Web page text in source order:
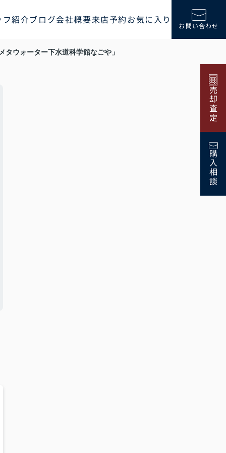
紹介ブログ会社概要来店予約お気に入り お問い合わせ
売却査定
購入相談
タウォーター下水道科学館なごや」